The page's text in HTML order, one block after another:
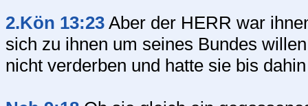
2.Kön 13:23 Aber der HERR war
sich zu ihnen um seines Bundes
nicht verderben und hatte sie bis